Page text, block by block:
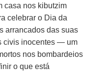
casa nos kibutzim
celebrar o Dia da
arrancados das suas
civis inocentes — um
nos bombardeios
o que está